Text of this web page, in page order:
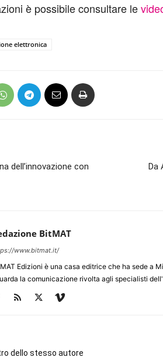
è possibile consultare le
elettronica
dell’innovazione con
Da
BitMAT
www.bitmat.it/
Edizioni è una casa editrice che ha sede a
la comunicazione rivolta agli specialisti
dello stesso autore